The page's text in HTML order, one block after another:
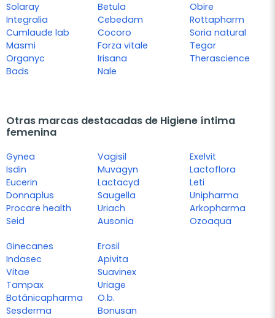
Solaray
Integralia
Cumlaude lab
Masmi
Organyc
Bads
Betula
Cebedam
Cocoro
Forza vitale
Irisana
Nale
Obire
Rottapharm
Soria natural
Tegor
Therascience
Otras marcas destacadas de Higiene íntima
femenina
Gynea
Isdin
Eucerin
Donnaplus
Procare health
Seid
Vagisil
Muvagyn
Lactacyd
Saugella
Uriach
Ausonia
Exelvit
Lactoflora
Leti
Unipharma
Arkopharma
Ozoaqua
Ginecanes
Indasec
Vitae
Tampax
Botánicapharma
Sesderma
Erosil
Apivita
Suavinex
Uriage
O.b.
Bonusan